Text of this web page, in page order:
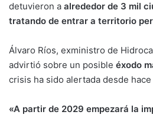
detuvieron a alrededor de 3 mil
tratando de entrar a territorio
Álvaro Ríos, exministro de
advirtió sobre un posible éxodo
crisis ha sido alertada desde hace
«A partir de 2029 empezará la